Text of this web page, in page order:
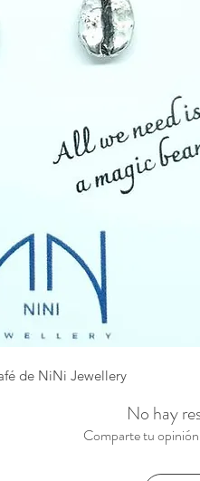
de NiNi Jewellery
No hay
Comparte tu